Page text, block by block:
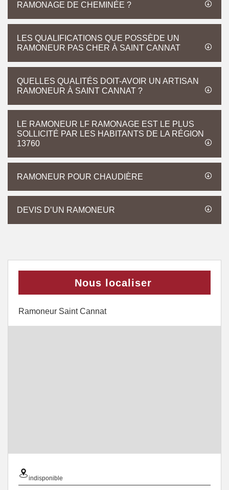
RAMONAGE DE CHEMINÉE ?
LES QUALIFICATIONS QUE POSSÈDE UN
RAMONEUR PAS CHER À SAINT CANNAT
QUELLES QUALITÉS DOIT-AVOIR UN ARTISAN
RAMONEUR À SAINT CANNAT ?
LE RAMONEUR LF RAMONAGE EST LE PLUS
SOLLICITÉ PAR LES HABITANTS DE LA RÉGION
13760
RAMONEUR POUR CHAUDIÈRE
DEVIS D’UN RAMONEUR
Nous localiser
Ramoneur Saint Cannat
indisponible